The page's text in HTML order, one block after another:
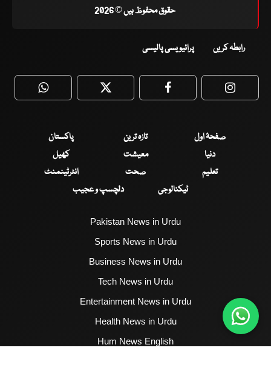
حقوق محفوظ ہیں © 2026
رابطہ کریں پرائیویسی پالیسی
WhatsApp Twitter Facebook
صفحۂ اول تازہ ترین
پاکستان
دنیا
معیشت
کھیل
تعلیم
صحت
انٹرٹینمنٹ
ٹیکنالوجی
دلچسپ و عجیب
Pakistan News in Urdu
Sports News in Urdu
Business News in Urdu
Tech News in Urdu
Entertainment News in Urdu
Health News in Urdu
Hum News English